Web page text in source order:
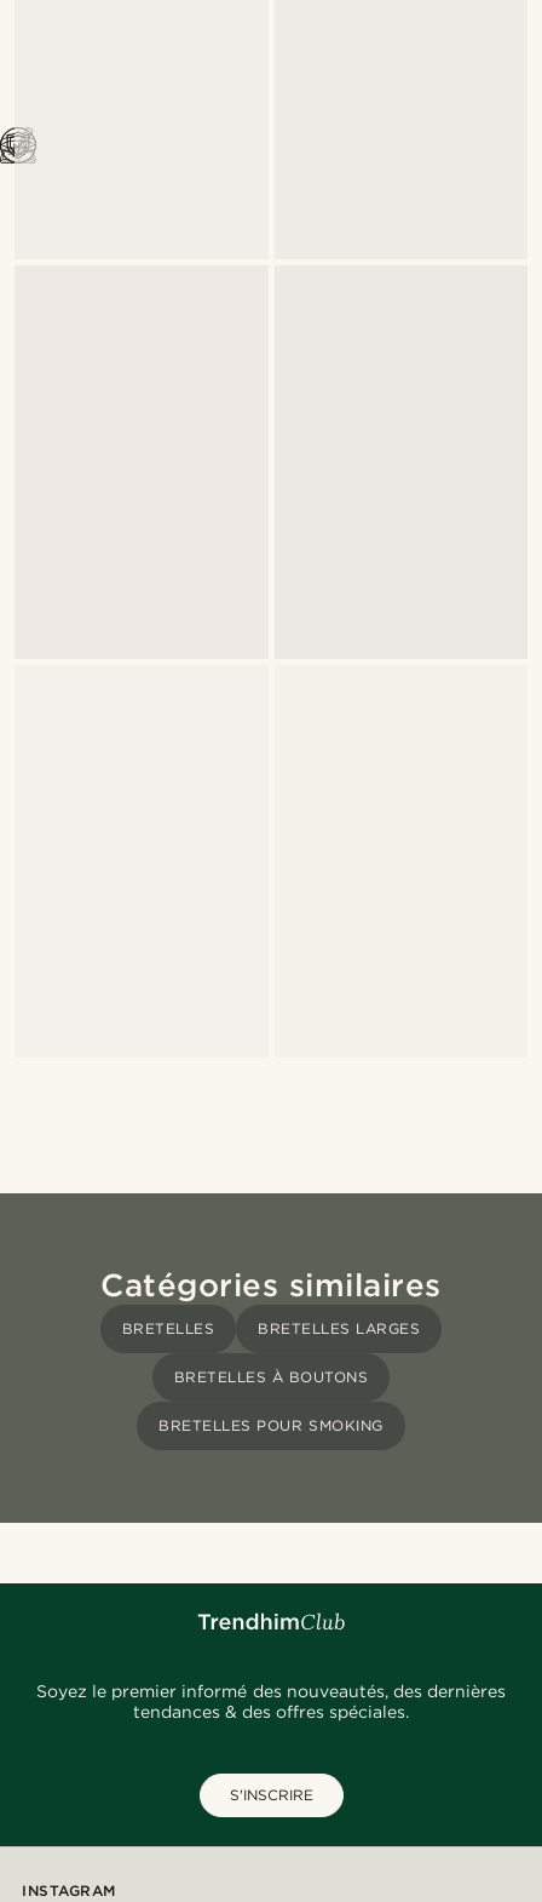
Catégories similaires
BRETELLES BRETELLES LARGES
BRETELLES À BOUTONS
BRETELLES POUR SMOKING
Soyez le premier informé des nouveautés, des dernières
tendances & des offres spéciales.
S'INSCRIRE
INSTAGRAM